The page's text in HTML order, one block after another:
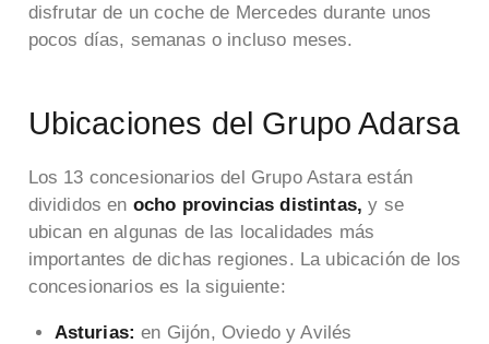
disfrutar de un coche de Mercedes durante unos
pocos días, semanas o incluso meses.
Ubicaciones del Grupo Adarsa
Los 13 concesionarios del Grupo Astara están
divididos en ocho provincias distintas, y se
ubican en algunas de las localidades más
importantes de dichas regiones. La ubicación de los
concesionarios es la siguiente:
Asturias:en Gijón, Oviedo y Avilés